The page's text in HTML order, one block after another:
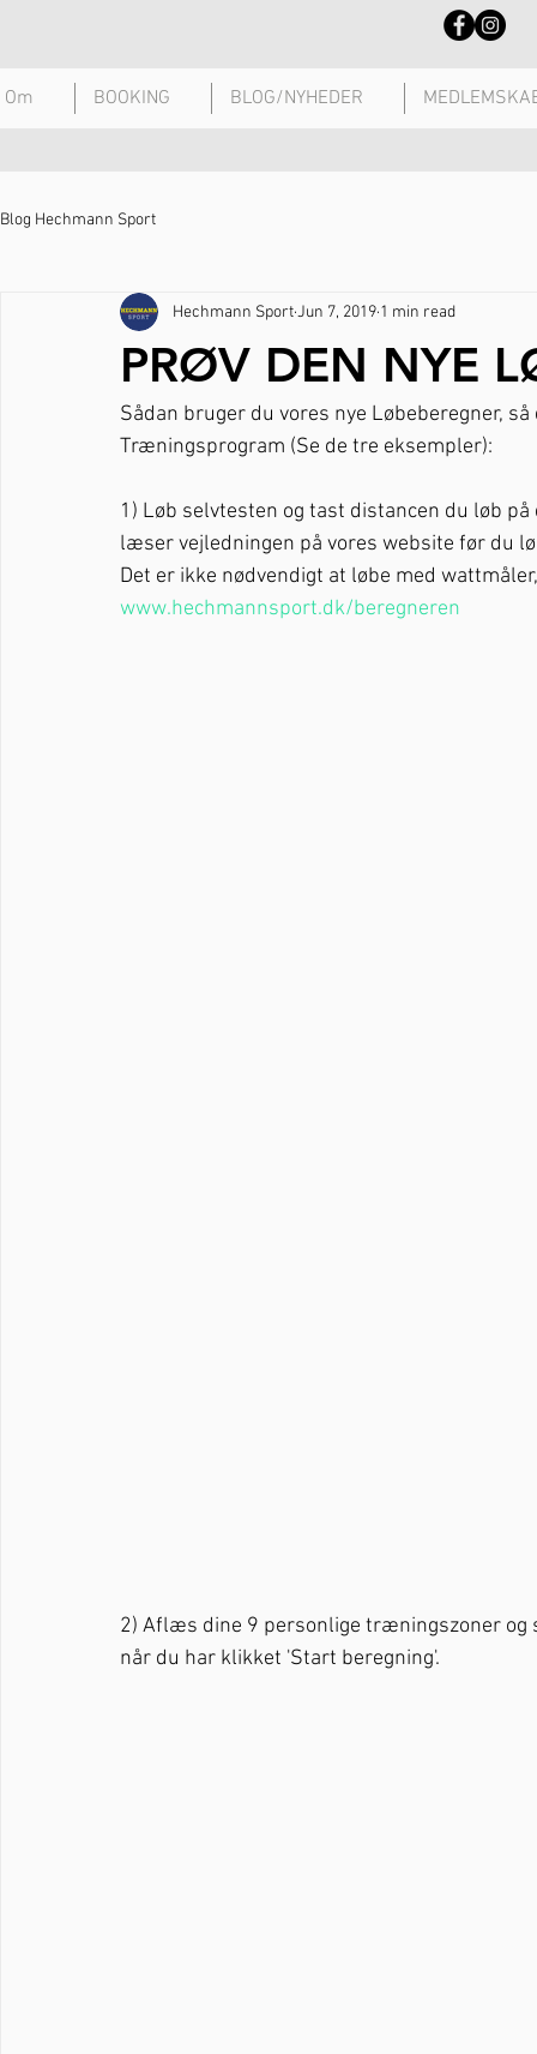
Om BOOKING BLOG/NYHEDER
Blog Hechmann Sport
PRØV DEN NYE
Hechmann SportJun 7, 2019 1 min read
Sådan bruger du vores nye Løbeberegner,
Træningsprogram (Se de tre eksempler):
1) Løb selvtesten og tast distancen du løb
læser vejledningen på vores website før du
Det er ikke nødvendigt at løbe med
www.hechmannsport.dk/beregneren
2) Aflæs dine 9 personlige træningszoner
når du har klikket 'Start beregning'.